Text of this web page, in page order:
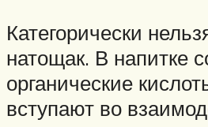
Категорически
натощак. В напитке
органические
вступают во